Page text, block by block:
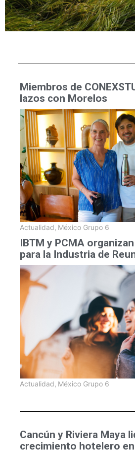
Miembros de
lazos con Morelos
Actualidad, México Grupo 6
IBTM y PCMA
para la Industria de
Actualidad, México Grupo 6
Cancún y Riviera Maya
crecimiento hotelero